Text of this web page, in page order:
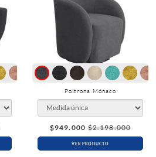
Poltrona Mónaco
$949.000 $2.198.000
VER PRODUCTO